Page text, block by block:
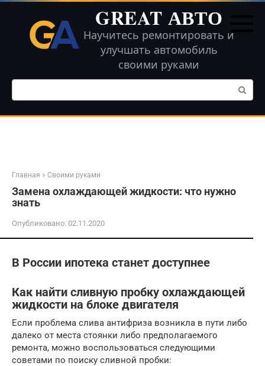
Перейти
контенту
GREAT АВТО
Научитесь ремонтировать и
улучшать автомобиль
своими руками
Поиск:
Главная » Своими руками
Замена охлаждающей жидкости: что нужно
знать
Опубликовано: 02.11.2020
В России ипотека станет доступнее
Как найти сливную пробку охлаждающей
жидкости на блоке двигателя
Если проблема слива антифриза возникла в пути либо
далеко от места стоянки либо предполагаемого
ремонта, можно воспользоваться следующими
советами по поиску сливной пробки: